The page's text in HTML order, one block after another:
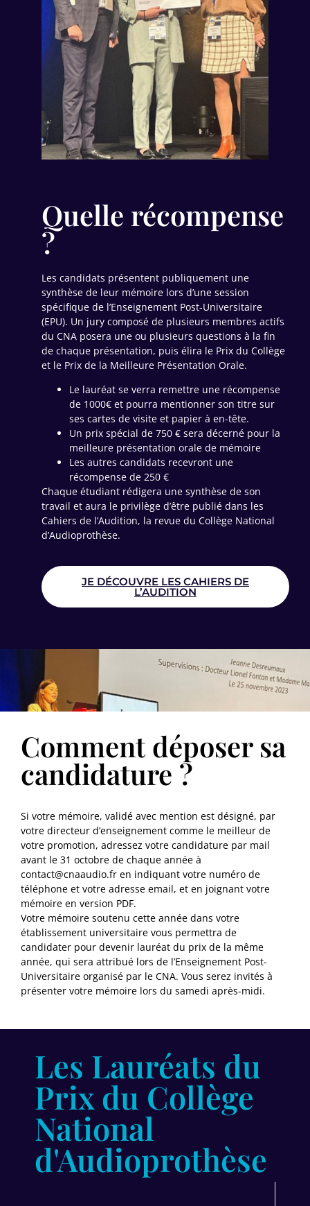
Quelle récompense
?
Les candidats présentent publiquement une
synthèse de leur mémoire lors d’une session
spécifique de l’Enseignement Post-Universitaire
(EPU). Un jury composé de plusieurs membres actifs
du CNA posera une ou plusieurs questions à la fin
de chaque présentation, puis élira le Prix du Collège
et le Prix de la Meilleure Présentation Orale.
Le lauréat se verra remettre une récompense
de 1000€ et pourra mentionner son titre sur
ses cartes de visite et papier à en-tête.
Un prix spécial de 750 € sera décerné pour la
meilleure présentation orale de mémoire
Les autres candidats recevront une
récompense de 250 €
Chaque étudiant rédigera une synthèse de son
travail et aura le privilège d’être publié dans les
Cahiers de l’Audition, la revue du Collège National
d’Audioprothèse.
JE DÉCOUVRE LES CAHIERS DE
L’AUDITION
Comment déposer sa
candidature ?
Si votre mémoire, validé avec mention est désigné, par
votre directeur d’enseignement comme le meilleur de
votre promotion, adressez votre candidature par mail
avant le 31 octobre de chaque année à
contact@cnaaudio.fr en indiquant votre numéro de
téléphone et votre adresse email, et en joignant votre
mémoire en version PDF.
Votre mémoire soutenu cette année dans votre
établissement universitaire vous permettra de
candidater pour devenir lauréat du prix de la même
année, qui sera attribué lors de l’Enseignement Post-
Universitaire organisé par le CNA. Vous serez invités à
présenter votre mémoire lors du samedi après-midi.
Les Lauréats du
Prix du Collège
National
d'Audioprothèse